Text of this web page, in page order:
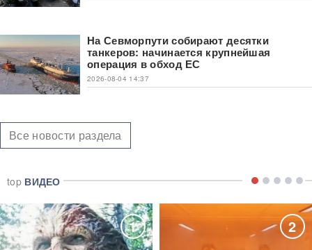
На Севморпути собирают десятки
танкеров: начинается крупнейшая
операция в обход ЕС
2026-08-04 14:37
Все новости раздела
top ВИДЕО
1 2